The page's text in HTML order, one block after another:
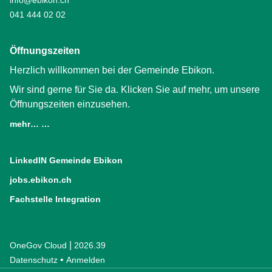
041 444 02 02
Öffnungszeiten
Herzlich willkommen bei der Gemeinde Ebikon.
Wir sind gerne für Sie da. Klicken Sie auf mehr, um unsere
Öffnungszeiten einzusehen.
mehr… …
LinkedIN Gemeinde Ebikon
jobs.ebikon.ch
Fachstelle Integration
OneGov Cloud (External Link)
2026.39
Datenschutz (External Link)
Anmelden